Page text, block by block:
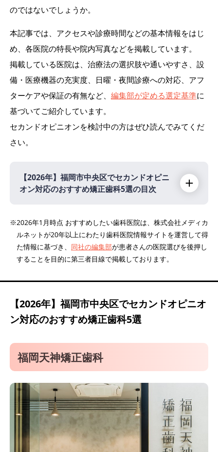
のではないでしょうか。
本記事では、アクセスや診療時間などの基本情報をはじ
め、各医院の特長や院内写真などを掲載しています。
掲載している医院は、治療法の選択肢や通いやすさ、設
備・医療機器の充実度、日曜・夜間診療への対応、アフ
ターケアや保証の有無など、 編集部が定める選定基準に
基づいてご紹介しています。
セカンドオピニオンを検討中の方はぜひ読んでみてくだ
さい。
【2026年】 福岡市中央区でセカンドオピニ
オン対応のおすすめ矯正歯科5選の目次
福岡天神矯正歯科
天神矯正歯科クリニック福岡
天神キュア矯正歯科
福岡天神リボン歯科・矯正歯科
※2026年1月時点 おすすめしたい歯科医院は、株式会社メディカ
ルネットが20年以上にわたり歯科医院情報サイトを運営して得
た情報に基づき、 同社の編集部が患者さんの医院選びを後押し
することを目的に第三者目線で掲載しております。
【2026年】福岡市中央区でセカンドオピニオ
ン対応のおすすめ矯正歯科5選
福岡天神矯正歯科